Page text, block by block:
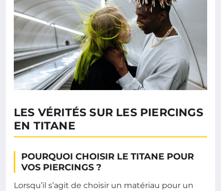
LES VÉRITÉS SUR LES PIERCINGS
EN TITANE
POURQUOI CHOISIR LE TITANE POUR
VOS PIERCINGS ?
Lorsqu’il s’agit de choisir un matériau pour un